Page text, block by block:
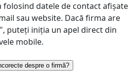
datele de contact afișate
sau website. Dacă firma are
puteți iniția un apel direct din
mobile.
despre o firmă?